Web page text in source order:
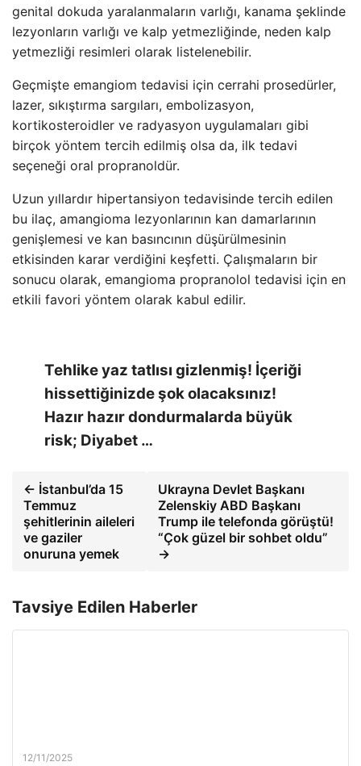
genital dokuda yaralanmaların varlığı, kanama şeklinde
lezyonların varlığı ve kalp yetmezliğinde, neden kalp
yetmezliği resimleri olarak listelenebilir.
Geçmişte emangiom tedavisi için cerrahi prosedürler,
lazer, sıkıştırma sargıları, embolizasyon,
kortikosteroidler ve radyasyon uygulamaları gibi
birçok yöntem tercih edilmiş olsa da, ilk tedavi
seçeneği oral propranoldür.
Uzun yıllardır hipertansiyon tedavisinde tercih edilen
bu ilaç, amangioma lezyonlarının kan damarlarının
genişlemesi ve kan basıncının düşürülmesinin
etkisinden karar verdiğini keşfetti. Çalışmaların bir
sonucu olarak, emangioma propranolol tedavisi için en
etkili favori yöntem olarak kabul edilir.
Tehlike yaz tatlısı gizlenmiş! İçeriği
hissettiğinizde şok olacaksınız!
Hazır hazır dondurmalarda büyük
risk; Diyabet …
← İstanbul’da 15
Temmuz
şehitlerinin aileleri
ve gaziler
onuruna yemek
Ukrayna Devlet Başkanı
Zelenskiy ABD Başkanı
Trump ile telefonda görüştü!
“Çok güzel bir sohbet oldu”
→
Tavsiye Edilen Haberler
12/11/2025